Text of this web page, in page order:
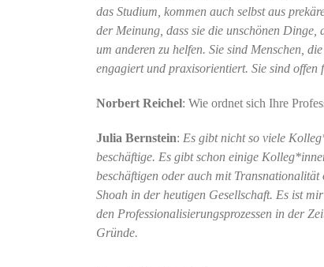
das Studium, kommen auch selbst aus
der Meinung, dass sie die unschönen Dinge,
um anderen zu helfen. Sie sind Menschen,
engagiert und praxisorientiert. Sie sind
Norbert Reichel: Wie ordnet sich Ihre
Julia Bernstein: Es gibt nicht so viele
beschäftige. Es gibt schon einige
beschäftigen oder auch mit
Shoah in der heutigen Gesellschaft. Es ist
den Professionalisierungsprozessen in der
Gründe.